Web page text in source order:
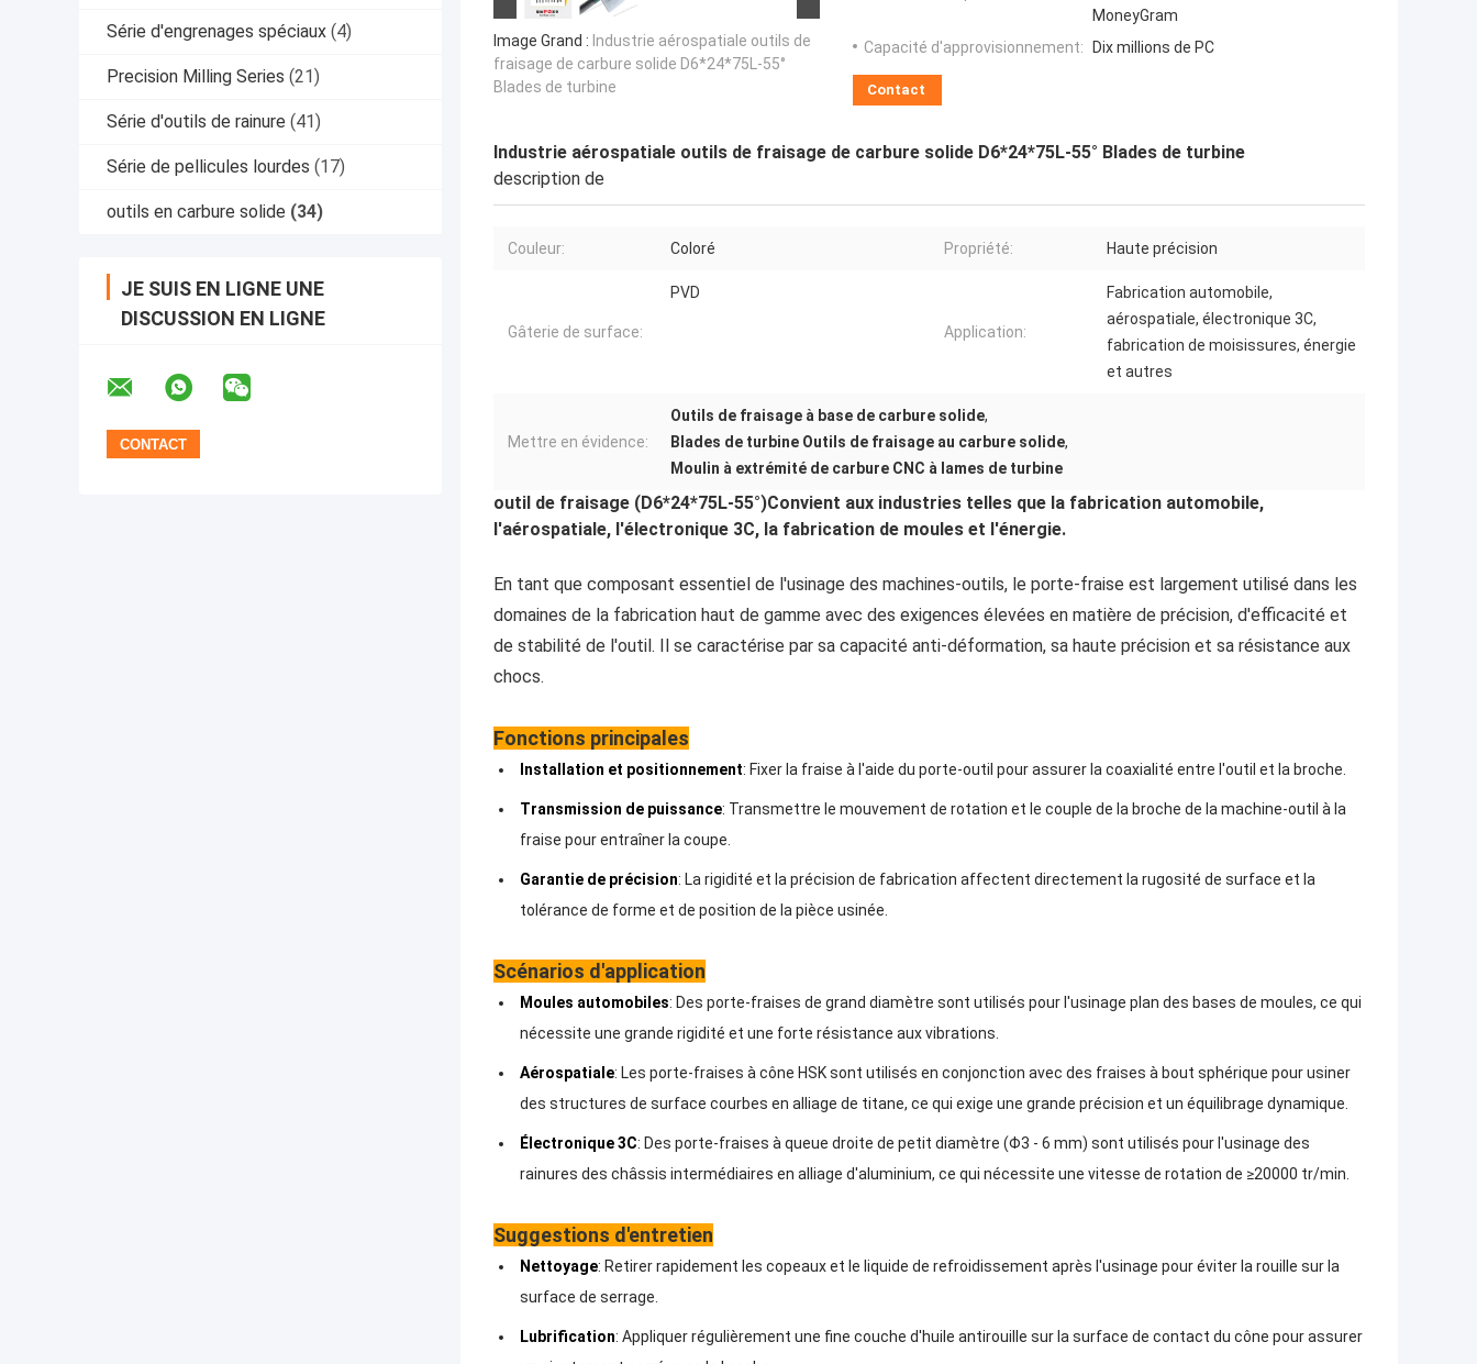
Série d'engrenages spéciaux (4)
Precision Milling Series (21)
Série d'outils de rainure (41)
Série de pellicules lourdes (17)
outils en carbure solide (34)
JE SUIS EN LIGNE UNE
DISCUSSION EN LIGNE
Image Grand : Industrie aérospatiale outils de
fraisage de carbure solide D6*24*75L-55°
Blades de turbine
MoneyGram
Capacité d'approvisionnement:
Dix millions de PC
Contact
Industrie aérospatiale outils de fraisage de carbure solide D6*24*75L-55° Blades de turbine
description de
Couleur: Coloré Propriété: Haute précision
Gâterie de surface:
PVD
Application:
Fabrication automobile,
aérospatiale, électronique 3C,
fabrication de moisissures, énergie
et autres
Mettre en évidence:
Outils de fraisage à base de carbure solide,
Blades de turbine Outils de fraisage au carbure solide,
Moulin à extrémité de carbure CNC à lames de turbine
outil de fraisage (D6*24*75L-55°)Convient aux industries telles que la fabrication automobile,
l'aérospatiale, l'électronique 3C, la fabrication de moules et l'énergie.
En tant que composant essentiel de l'usinage des machines-outils, le porte-fraise est largement utilisé dans les
domaines de la fabrication haut de gamme avec des exigences élevées en matière de précision, d'efficacité et
de stabilité de l'outil. Il se caractérise par sa capacité anti-déformation, sa haute précision et sa résistance aux
chocs.
Fonctions principales
Installation et positionnement: Fixer la fraise à l'aide du porte-outil pour assurer la coaxialité entre l'outil et la broche.
Transmission de puissance: Transmettre le mouvement de rotation et le couple de la broche de la machine-outil à la
fraise pour entraîner la coupe.
Garantie de précision: La rigidité et la précision de fabrication affectent directement la rugosité de surface et la
tolérance de forme et de position de la pièce usinée.
Scénarios d'application
Moules automobiles: Des porte-fraises de grand diamètre sont utilisés pour l'usinage plan des bases de moules, ce qui
nécessite une grande rigidité et une forte résistance aux vibrations.
Aérospatiale: Les porte-fraises à cône HSK sont utilisés en conjonction avec des fraises à bout sphérique pour usiner
des structures de surface courbes en alliage de titane, ce qui exige une grande précision et un équilibrage dynamique.
Électronique 3C: Des porte-fraises à queue droite de petit diamètre (Φ3 - 6 mm) sont utilisés pour l'usinage des
rainures des châssis intermédiaires en alliage d'aluminium, ce qui nécessite une vitesse de rotation de ≥20000 tr/min.
Suggestions d'entretien
Nettoyage: Retirer rapidement les copeaux et le liquide de refroidissement après l'usinage pour éviter la rouille sur la
surface de serrage.
Lubrification: Appliquer régulièrement une fine couche d'huile antirouille sur la surface de contact du cône pour assurer